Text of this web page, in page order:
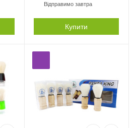
Відправимо завтра
Купити